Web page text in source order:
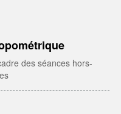
des séances hors-